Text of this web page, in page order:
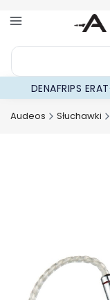
DENAFRIPS
Audeos Słuchawki